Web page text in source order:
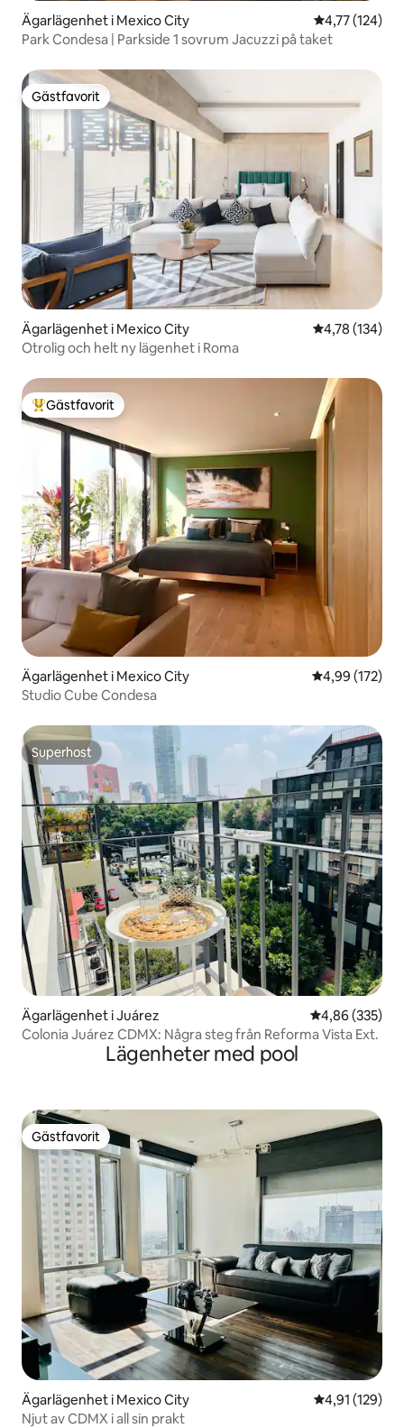
Ägarlägenhet i Mexico City 4,77 av 5 i
4,77 (124)
Park Condesa | Parkside 1 sovrum Jacuzzi på taket
Gästfavorit
Gästfavorit
Ägarlägenhet i Mexico City 4,78 av 5 i
4,78 (134)
Otrolig och helt ny lägenhet i Roma
Populär gästfavorit
Gästfavorit
Ägarlägenhet i Mexico City 4,99 av 5 i
4,99 (172)
Studio Cube Condesa
Superhost
Superhost
Ägarlägenhet i Juárez 4,86 av 5 i
4,86 (335)
Colonia Juárez CDMX: Några steg från Reforma Vista Ext.
Lägenheter med pool
Gästfavorit
Gästfavorit
Ägarlägenhet i Mexico City 4,91 av 5 i
4,91 (129)
Njut av CDMX i all sin prakt